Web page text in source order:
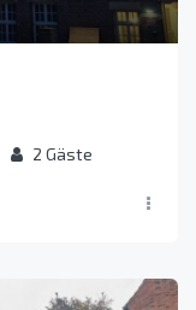
2 Gäste